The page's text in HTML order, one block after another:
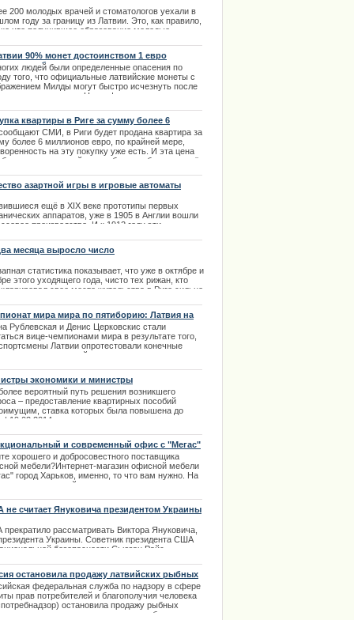
извинилось за нарушение
учреждениях Риги, но и будет обеспечен
проездом.
200 молодых врачей и стоматологов уехали в
году за границу из Латвии. Это, как правило,
что получившее образование молодые
нашли себе работу в Великобритании и
90% монет достоинством 1 евро
изображением милды
людей были определенные опасения по
того, что официальные латвийские монеты с
Милды могут быстро исчезнуть после
в стране евро. Но по факту получилось
квартиры в Риге за сумму более 6
евро
СМИ, в Риги будет продана квартира за
более 6 миллионов евро, по крайней мере,
на эту покупку уже есть. И эта цена
без налога, который так же будет добавлен в счёт
азартной игры в игровые автоматы
ещё в XIX веке прототипы первых
аппаратов, уже в 1905 в Англии вошли
производство. И к 1912 году эти
и телеграфе, так, естественно, и в казино.
месяца выросло число
статистика показывает, что уже в октябре и
этого уходящего года, чисто тех рижан, кто
свое место жительства в Риге сильно
мира мира по пятиборию: Латвия на
месте
Рублевская и Денис Церковскис стали
вице-чемпионами мира в результате того,
Латвии опротестовали конечные
соревнований прошедших на чемпионате
экономики и министры
ищут возможность существенно
последствия возможного подорожания
вероятный путь решения возникшего
– предоставление квартирных пособий
ставка которых была повышена до
| 19.02.2014
и современный офис с "Мегас"
хорошего и добросовестного поставщика
мебели?Интернет-магазин офисной мебели
город Харьков, именно, то что вам нужно. На
компании вы найдете множество уже готовых и
считает Януковича президентом Украины
рассматривать Виктора Януковича,
Украины. Советник президента США
безопасности Сьюзан Райс
23 февраля.
остановила продажу латвийских рыбных
федеральная служба по надзору в сфере
прав потребителей и благополучия человека
остановила продажу рыбных
в связи с несоответствием требованиям